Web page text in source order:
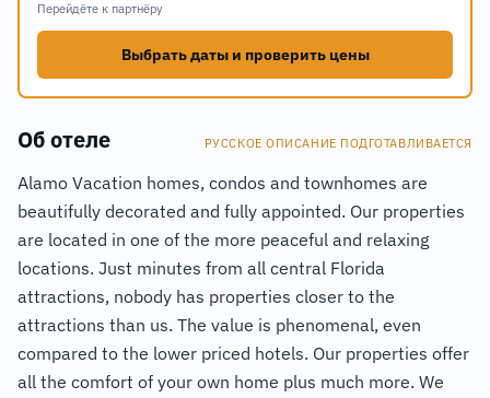
Перейдёте к партнёру
Выбрать даты и проверить цены
Об отеле РУССКОЕ ОПИСАНИЕ ПОДГОТАВЛИВАЕТСЯ
Alamo Vacation homes, condos and townhomes are
beautifully decorated and fully appointed. Our properties
are located in one of the more peaceful and relaxing
locations. Just minutes from all central Florida
attractions, nobody has properties closer to the
attractions than us. The value is phenomenal, even
compared to the lower priced hotels. Our properties offer
all the comfort of your own home plus much more. We